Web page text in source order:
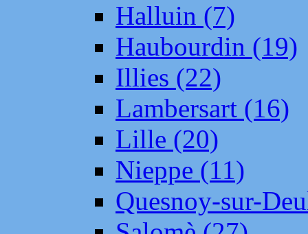
Halluin (7)
Haubourdin (19)
Illies (22)
Lambersart (16)
Lille (20)
Nieppe (11)
Quesnoy-sur-